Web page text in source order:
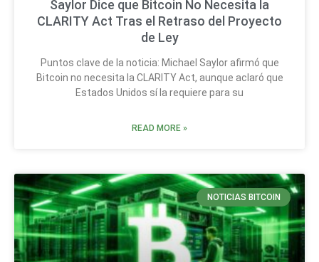
Saylor Dice que Bitcoin No Necesita la
CLARITY Act Tras el Retraso del Proyecto
de Ley
Puntos clave de la noticia: Michael Saylor afirmó que
Bitcoin no necesita la CLARITY Act, aunque aclaró que
Estados Unidos sí la requiere para su
READ MORE »
NOTICIAS BITCOIN